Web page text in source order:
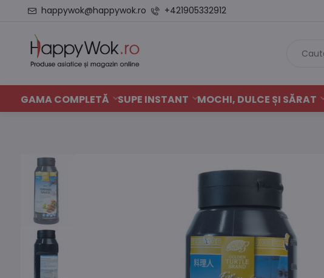
happywok@happywok.ro +421905332912
GAMA COMPLETĂ SUPE INSTANT MOCHI, DULCE ȘI SĂRAT